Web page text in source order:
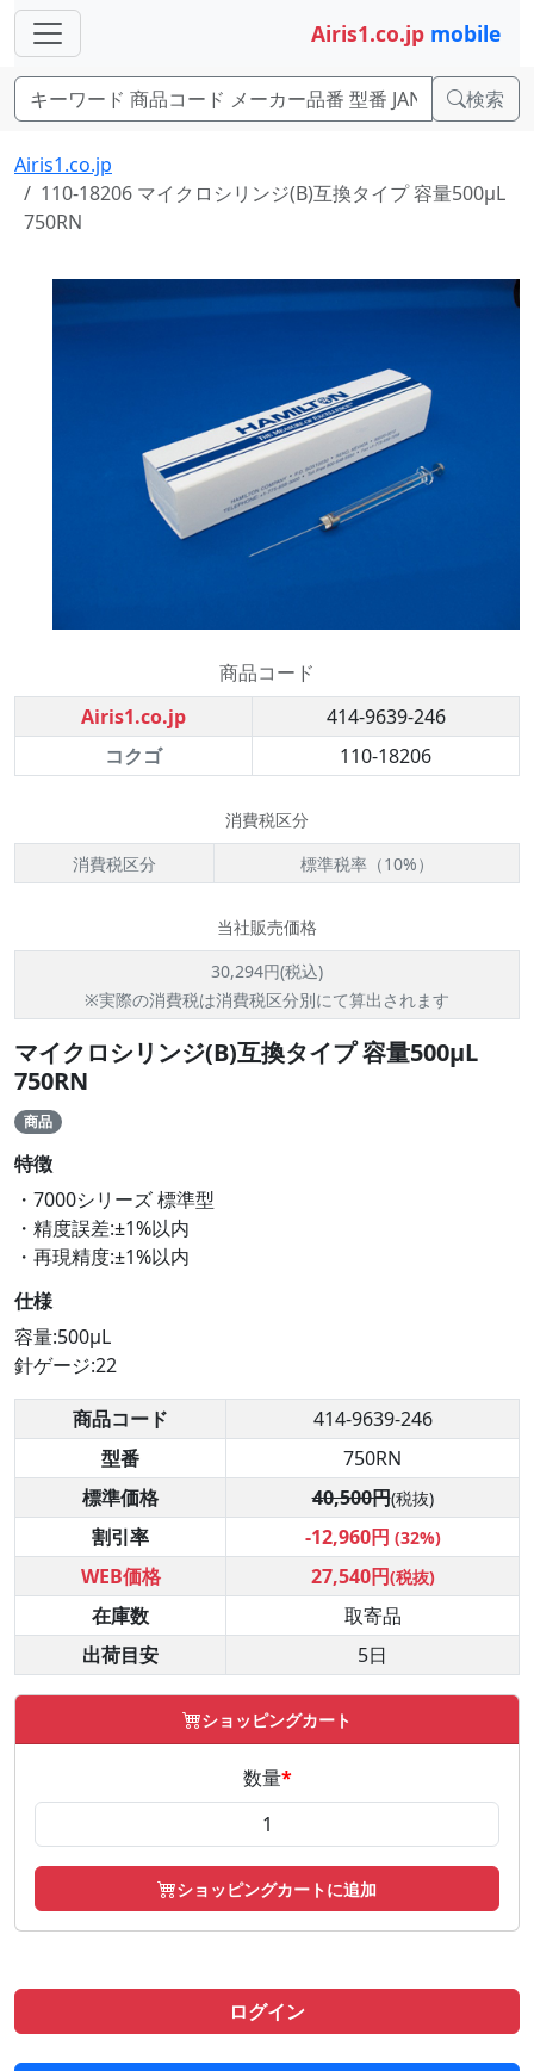
Airis1.co.jp mobile
検索
Airis1.co.jp
110-18206 マイクロシリンジ(B)互換タイプ 容量500μL
750RN
商品コード
Airis1.co.jp
414-9639-246
コクゴ
110-18206
消費税区分
消費税区分
標準税率（10%）
当社販売価格
30,294円(税込)
※実際の消費税は消費税区分別にて算出されます
マイクロシリンジ(B)互換タイプ 容量500μL
750RN
商品
特徴
・7000シリーズ 標準型
・精度誤差:±1%以内
・再現精度:±1%以内
仕様
容量:500μL
針ゲージ:22
商品コード
414-9639-246
型番
750RN
標準価格
40,500円(税抜)
割引率 -12,960円 (32%)
WEB価格 27,540円(税抜)
在庫数
取寄品
出荷目安
5日
ショッピングカート
数量*
ショッピングカートに追加
ログイン